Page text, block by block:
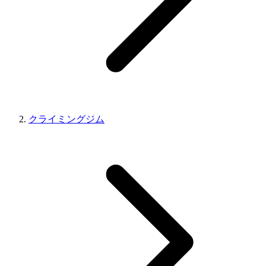
クライミングジム